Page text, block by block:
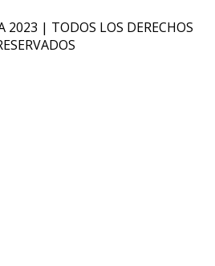
2023 | TODOS LOS DERECHOS